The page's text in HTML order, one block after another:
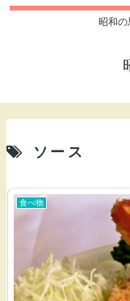
昭和の
ソース
食べ物